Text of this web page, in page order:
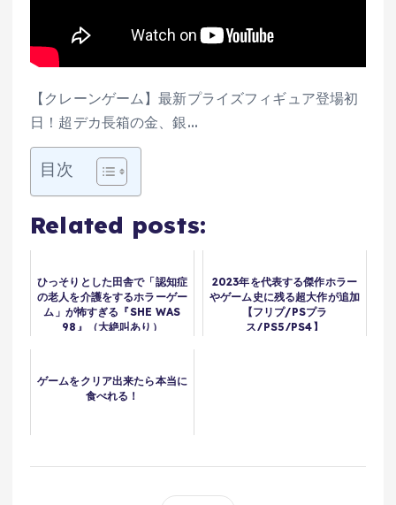
【クレーンゲーム】最新プライズフィギュア登場初
日！超デカ長箱の金、銀…
目次
Related posts:
ひっそりとした田舎で「認知症
の老人を介護をするホラーゲー
ム」が怖すぎる『SHE WAS
98』（大絶叫あり）
2023年を代表する傑作ホラー
やゲーム史に残る超大作が追加
【フリプ/PSプラ
ス/PS5/PS4】
ゲームをクリア出来たら本当に
食べれる！